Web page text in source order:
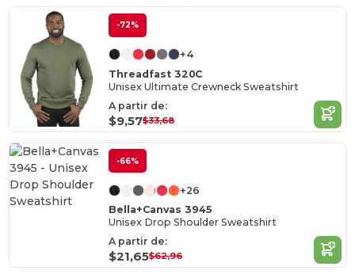
-72%
+4
Threadfast 320C
Unisex Ultimate Crewneck Sweatshirt
A partir de:
$9,57$33,68
-66%
+26
Bella+Canvas 3945
Unisex Drop Shoulder Sweatshirt
A partir de:
$21,65$62,96